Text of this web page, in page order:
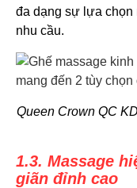
đa dạng sự lựa chọn
nhu cầu.
Queen Crown QC
1.3. Massage
giãn đỉnh cao